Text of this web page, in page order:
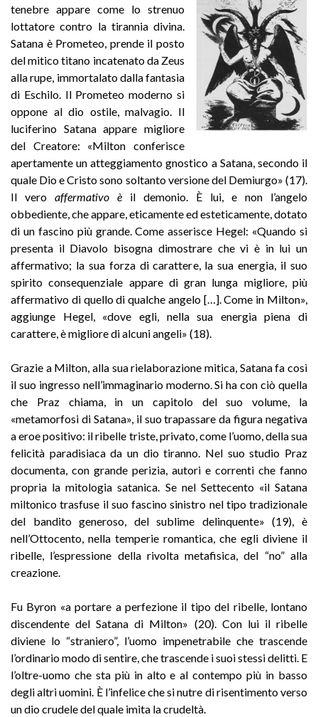
tenebre appare come lo strenuo
lottatore contro la tirannia divina.
Satana è Prometeo, prende il posto
del mitico titano incatenato da Zeus
alla rupe, immortalato dalla fantasia
di Eschilo. Il Prometeo moderno si
oppone al dio ostile, malvagio. Il
luciferino Satana appare migliore
del Creatore: «Milton conferisce
apertamente un atteggiamento gnostico a Satana, secondo il
quale Dio e Cristo sono soltanto versione del Demiurgo» (17).
Il vero affermativo è il demonio. È lui, e non l’angelo
obbediente, che appare, eticamente ed esteticamente, dotato
di un fascino più grande. Come asserisce Hegel: «Quando si
presenta il Diavolo bisogna dimostrare che vi è in lui un
affermativo; la sua forza di carattere, la sua energia, il suo
spirito consequenziale appare di gran lunga migliore, più
affermativo di quello di qualche angelo […]. Come in Milton»,
aggiunge Hegel, «dove egli, nella sua energia piena di
carattere, è migliore di alcuni angeli» (18).
Grazie a Milton, alla sua rielaborazione mitica, Satana fa così
il suo ingresso nell’immaginario moderno. Si ha con ciò quella
che Praz chiama, in un capitolo del suo volume, la
«metamorfosi di Satana», il suo trapassare da figura negativa
a eroe positivo: il ribelle triste, privato, come l’uomo, della sua
felicità paradisiaca da un dio tiranno. Nel suo studio Praz
documenta, con grande perizia, autori e correnti che fanno
propria la mitologia satanica. Se nel Settecento «il Satana
miltonico trasfuse il suo fascino sinistro nel tipo tradizionale
del bandito generoso, del sublime delinquente» (19), è
nell’Ottocento, nella temperie romantica, che egli diviene il
ribelle, l’espressione della rivolta metafisica, del “no” alla
creazione.
Fu Byron «a portare a perfezione il tipo del ribelle, lontano
discendente del Satana di Milton» (20). Con lui il ribelle
diviene lo “straniero”, l’uomo impenetrabile che trascende
l’ordinario modo di sentire, che trascende i suoi stessi delitti. E
l’oltre-uomo che sta più in alto e al contempo più in basso
degli altri uomini. È l’infelice che si nutre di risentimento verso
un dio crudele del quale imita la crudeltà.